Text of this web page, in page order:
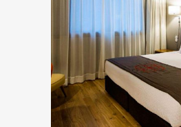
ZOOM